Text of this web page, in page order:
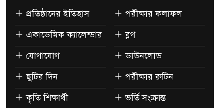
প্রতিষ্ঠানের ইতিহাস
একাডেমিক ক্যালেন্ডার
যোগাযোগ
ছুটির দিন
কৃতি শিক্ষার্থী
পরীক্ষার ফলাফল
ব্লগ
ডাউনলোড
পরীক্ষার রুটিন
ভর্তি সংক্রান্ত